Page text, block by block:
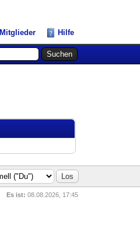
Mitglieder Hilfe
Es ist: 08.08.2026, 17:45